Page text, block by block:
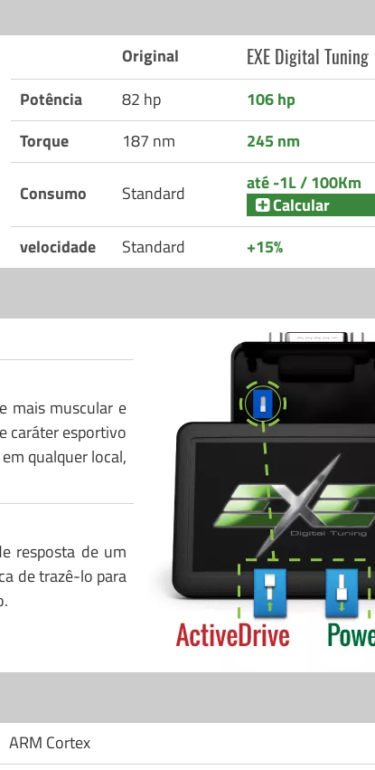
Original EXE Digital Tuning
Potência 82 hp
106 hp
Torque
187 nm 245 nm
Consumo Standard
até -1L / 100Km
Calcular
velocidade
Standard +15%
mais muscular e
caráter esportivo
qualquer local,
resposta de um
de trazê-lo para
ARM Cortex